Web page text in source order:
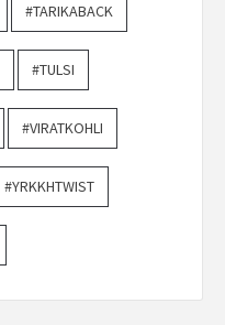
#TARIKABACK
#TULSI
#VIRATKOHLI
#YRKKHTWIST